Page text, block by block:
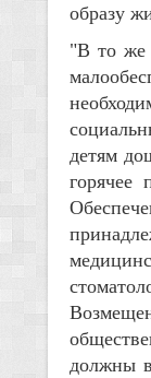
образу
"В то же
детям
горячее
должны